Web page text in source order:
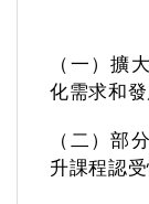
（一）擴
化需求和發
（二）部
升課程認受